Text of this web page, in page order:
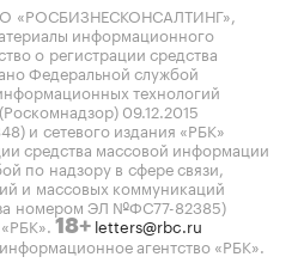
«РОСБИЗНЕСКОНСАЛТИНГ»,
информационного
о регистрации средства
Федеральной службой
технологий
09.12.2015
и сетевого издания «РБК»
средства массовой информации
по надзору в сфере связи,
и массовых коммуникаций
номером ЭЛ №ФС77-82385)
18+ letters@rbc.ru
агентство «РБК».